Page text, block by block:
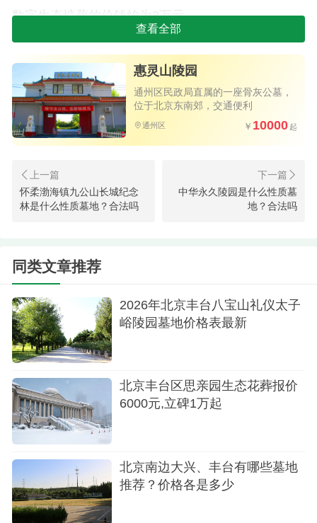
数字生态墙葬的价钱约为3万元。
2.思亲园墓地
思亲园墓地是经北京市民政局正式批准大型合
法墓地，四面环山，风景迷人。位于北京市丰台区
花乡潘公庄，创立于2000年。思亲园提供多种墓地
选择，价格从99000元逐渐。依据不同的需求，也有
12万、16.5万、17.6万、19.8万、28万等不同价格
的墓地供选择。
玉叶陵园位于北京市丰台区王佐镇沙锅村，规
划占地1000亩。是市、区殡葬服务中心统一管理的
合法公益性公墓。玉叶陵园提供多元化的墓地选
择，价钱约7万元。
以上三个墓地全是丰台区的合法墓地，为您带
来了多元化的选择，不论是树葬、数字生态墙葬还
是传统墓地，都能满足不同人群的需求。在选择墓
地时，请根据自己的需要和预算进行合理的选择，
给自己或家人选择一个宁静、舒服、永恒的休息场
所。
查看全部
惠灵山陵园
通州区民政局直属的一座骨灰公墓，
位于北京东南郊，交通便利
通州区 10000
怀柔渤海镇九公山长城纪念
林是什么性质墓地？合法吗
中华永久陵园是什么性质墓
地？合法吗
同类文章推荐
2026年北京丰台八宝山礼仪太子
峪陵园墓地价格表最新
北京丰台区思亲园生态花葬报价
6000元,立碑1万起
北京南边大兴、丰台有哪些墓地
推荐？价格各是多少